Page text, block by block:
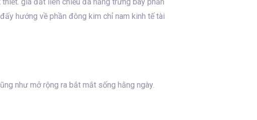
hướng về phần đông kim chỉ nam kinh tế tài
như mở rộng ra bắt mắt sống hằng ngày.